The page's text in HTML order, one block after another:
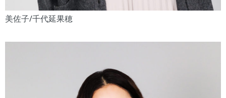
美佐子/千代延果穂